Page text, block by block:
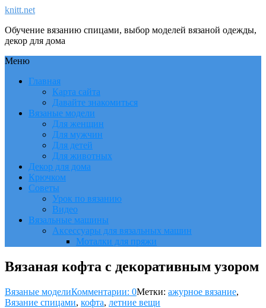
knitt.net
Обучение вязанию спицами, выбор моделей вязаной одежды,
декор для дома
Меню
Главная
Карта сайта
Давайте знакомиться
Вязаные модели
Для женщин
Для мужчин
Для детей
Для животных
Декор для дома
Крючком
Советы
Урок по вязанию
Видео
Вязальные машины
Аксессуары для вязальных машин
Моталки для пряжи
Вязаная кофта с декоративным узором
Вязаные моделиКомментарии: 0Метки: ажурное вязание,
Вязание спицами, кофта, летние вещи